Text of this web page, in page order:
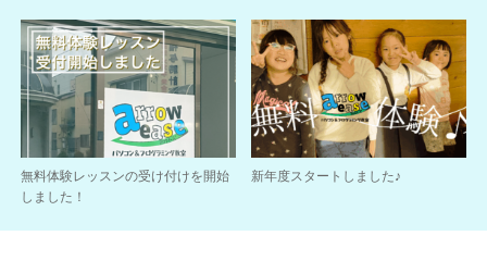
無料体験レッスンの受け付けを開始
しました！
新年度スタートしました♪